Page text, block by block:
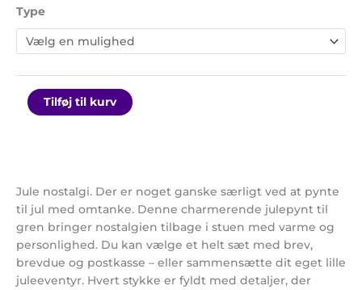
Type
Tilføj til kurv
Jule nostalgi. Der er noget ganske særligt ved at pynte
til jul med omtanke. Denne charmerende julepynt til
gren bringer nostalgien tilbage i stuen med varme og
personlighed. Du kan vælge et helt sæt med brev,
brevdue og postkasse – eller sammensætte dit eget lille
juleeventyr. Hvert stykke er fyldt med detaljer, der